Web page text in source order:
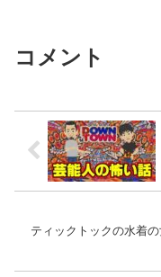
コメント
ティックトックの水着の